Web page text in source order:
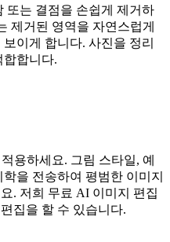
또는 결점을 손쉽게 제거하
제거된 영역을 자연스럽게
이게 합니다. 사진을 정리
합합니다.
용하세요. 그림 스타일, 예
을 전송하여 평범한 이미지
. 저희 무료 AI 이미지 편집
집을 할 수 있습니다.